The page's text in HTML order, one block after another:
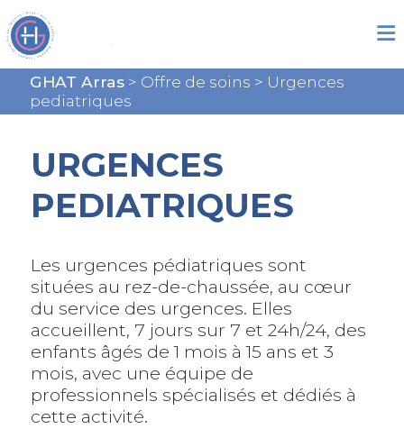
GHAT Arras> Offre de soins > Urgences
pediatriques
URGENCES
PEDIATRIQUES
Les urgences pédiatriques sont
situées au rez-de-chaussée, au cœur
du service des urgences. Elles
accueillent, 7 jours sur 7 et 24h/24, des
enfants âgés de 1 mois à 15 ans et 3
mois, avec une équipe de
professionnels spécialisés et dédiés à
cette activité.